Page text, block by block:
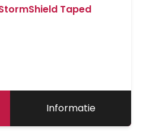
Taped
Informatie